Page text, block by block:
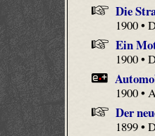
Die
1900 •
Ein
1900 •
1900 •
Der
1899 •